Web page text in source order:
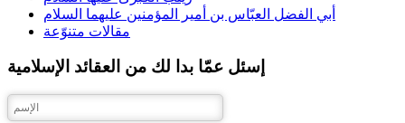
أبي الفضل العبّاس بن أمير المؤمنين عليهما السلام
مقالات متنوّعة
إسئل عمّا بدا لك من العقائد الإسلامية